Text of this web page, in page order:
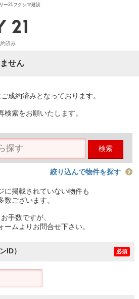
ー21フクシマ建設
約済み
せん
成約済みとなっております。
検索をお願いたします。
検索
絞り込んで物件を探す
に掲載されていない物件も
数ございます。
お手数ですが、
ームよりお問合せ下さい。
ID） 必須